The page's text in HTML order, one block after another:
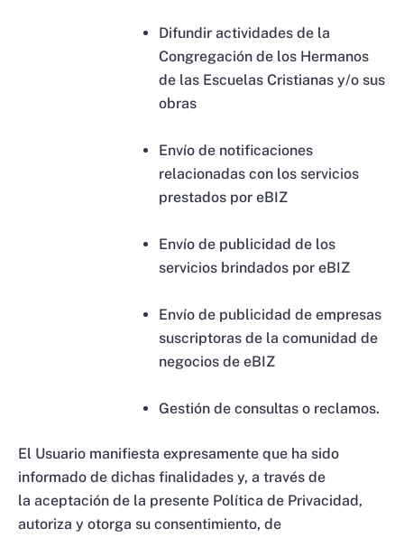
Difundir actividades de la
Congregación de los Hermanos
de las Escuelas Cristianas y/o sus
obras
Envío de notificaciones
relacionadas con los servicios
prestados por eBIZ
Envío de publicidad de los
servicios brindados por eBIZ
Envío de publicidad de empresas
suscriptoras de la comunidad de
negocios de eBIZ
Gestión de consultas o reclamos.
El Usuario manifiesta expresamente que ha sido
informado de dichas finalidades y, a través de
la aceptación de la presente Política de Privacidad,
autoriza y otorga su consentimiento, de